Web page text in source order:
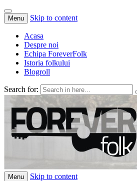
Menu Skip to content
Acasa
Despre noi
Echipa ForeverFolk
Istoria folkului
Blogroll
Search for:
ForeverFolk
Muzica sufletului tau
Menu Skip to content